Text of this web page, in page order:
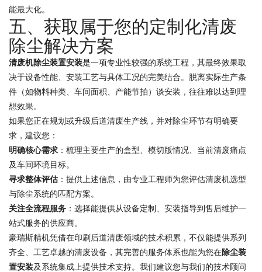
能最大化。
五、获取属于您的定制化清废
除尘解决方案
清废机除尘装置安装是一项专业性较强的系统工程，其最终效果取
决于设备性能、安装工艺与具体工况的完美结合。脱离实际生产条
件（如物料种类、车间面积、产能节拍）谈安装，往往难以达到理
想效果。
如果您正在规划或升级后道清废生产线，并对除尘环节有明确要
求，建议您：
明确核心需求 ：梳理主要生产的盒型、模切版情况、当前清废痛点
及车间环境目标。
寻求整体评估 ：提供上述信息，由专业工程师为您评估清废机选型
与除尘系统的匹配方案。
关注全流程服务 ：选择能提供从设备定制、安装指导到售后维护一
站式服务的供应商。
豪瑞斯精机凭借在印刷后道清废领域的技术积累，不仅能提供系列
齐全、工艺卓越的清废设备，其完善的服务体系也能为您在除尘装
置安装及系统集成上提供技术支持。我们建议您与我们的技术顾问